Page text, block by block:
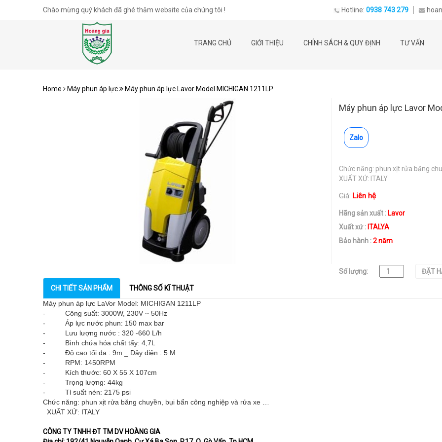
Chào mừng quý khách đã ghé thăm website của chúng tôi ! Hotline: 0938 743 279
TRANG CHỦ GIỚI THIỆU CHÍNH SÁCH & QUY ĐỊNH TƯ VẤN
Home Máy phun áp lực Máy phun áp lực Lavor Model MICHIGAN 1211LP
Máy phun áp lực Lavor
Zalo
Chức năng: phun xịt rửa băng
XUẤT XỨ: ITALY
Giá: Liên hệ
Hãng sản xuất : Lavor
Xuất xứ : ITALYA
Bảo hành :2 năm
Số lượng: ĐẶT
CHI TIẾT SẢN PHẨM
THÔNG SỐ KĨ THUẬT
Máy phun áp lực LaVor Model: MICHIGAN 1211LP
- Công suất: 3000W, 230V ~ 50Hz
- Áp lực nước phun: 150 max bar
- Lưu lượng nước : 320 -660 L/h
- Bình chứa hóa chất tẩy: 4,7L
- Độ cao tối đa : 9m _ Dây điện : 5 M
- RPM: 1450RPM
- Kích thước: 60 X 55 X 107cm
- Trọng lượng: 44kg
- Tỉ suất nén: 2175 psi
Chức năng: phun xịt rửa băng chuyền, bụi bẩn công nghiệp và rửa xe …
XUẤT XỨ: ITALY
CÔNG TY TNHH ĐT TM DV HOÀNG GIA